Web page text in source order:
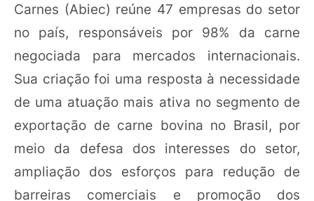
Carnes (Abiec) reúne 47 empresas do setor
no país, responsáveis por 98% da carne
negociada para mercados internacionais.
Sua criação foi uma resposta à necessidade
de uma atuação mais ativa no segmento de
exportação de carne bovina no Brasil, por
meio da defesa dos interesses do setor,
ampliação dos esforços para redução de
barreiras comerciais e promoção dos